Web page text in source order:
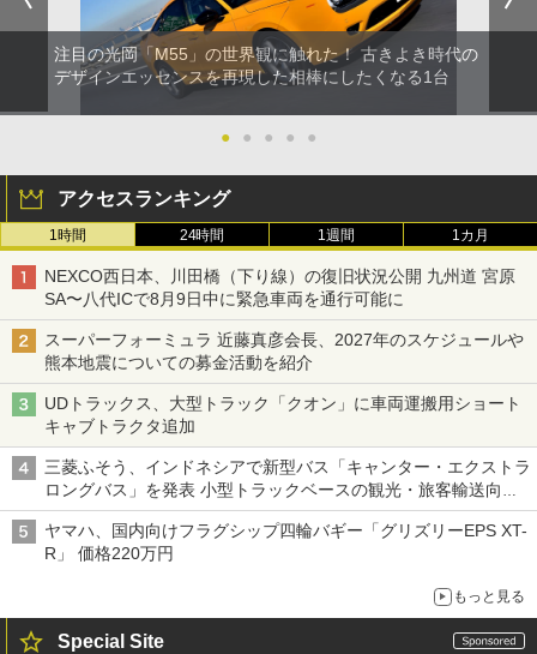
注目の光岡「M55」の世界観に触れた！ 古きよき時代の
デザインエッセンスを再現した相棒にしたくなる1台
● ● ● ● ●
アクセスランキング
1時間 24時間 1週間 1カ月
NEXCO西日本、川田橋（下り線）の復旧状況公開 九州道 宮原
SA〜八代ICで8月9日中に緊急車両を通行可能に
スーパーフォーミュラ 近藤真彦会長、2027年のスケジュールや
熊本地震についての募金活動を紹介
UDトラックス、大型トラック「クオン」に車両運搬用ショート
キャブトラクタ追加
三菱ふそう、インドネシアで新型バス「キャンター・エクストラ
ロングバス」を発表 小型トラックベースの観光・旅客輸送向け
バス
ヤマハ、国内向けフラグシップ四輪バギー「グリズリーEPS XT-
R」 価格220万円
もっと見る
Special Site